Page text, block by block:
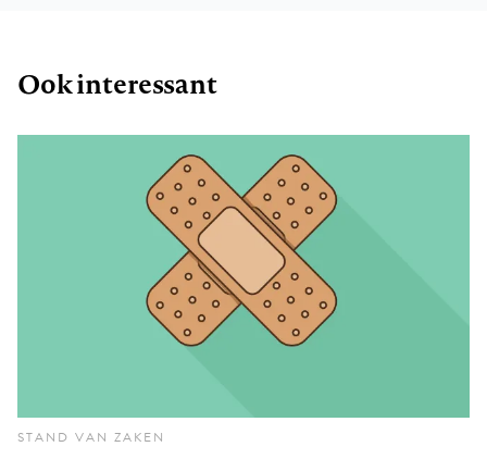
Ook interessant
STAND VAN ZAKEN